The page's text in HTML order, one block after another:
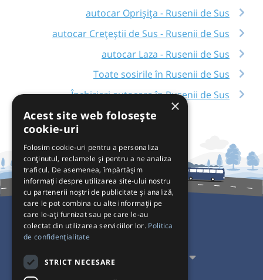
autocar Oprișița - Rusenii de Sus
autocar Crețeștii de Sus - Rusenii de Sus
autocar Laza - Rusenii de Sus
Toate sosirile în Rusenii de Sus
Închirieri autocare în Rusenii de Sus
Pentru Călători
Pentru Transportatori
×
Acest site web folosește
cookie-uri
Folosim cookie-uri pentru a personaliza
conținutul, reclamele și pentru a ne analiza
traficul. De asemenea, împărtășim
informații despre utilizarea site-ului nostru
cu partenerii noștri de publicitate și analiză,
care le pot combina cu alte informații pe
care le-ați furnizat sau pe care le-au
colectat din utilizarea serviciilor lor. Politica
de confidențialitate
STRICT NECESARE